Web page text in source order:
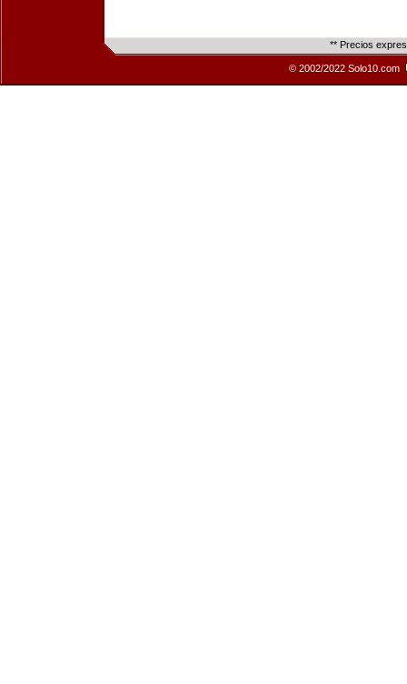
** Precios
© 2002/2022 Solo10.com